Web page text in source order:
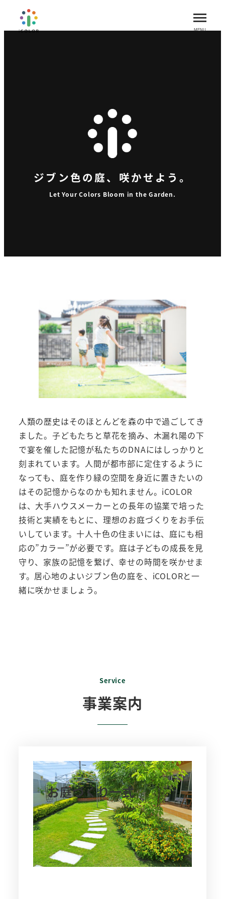
MENU
ジブン色の庭、咲かせよう。
Let Your Colors Bloom in the Garden.
ジブン色の庭、咲かせよう。
Let Your Colors Bloom in the Garden.
ジブン色の庭、咲かせよう。
Let Your Colors Bloom in the Garden.
人類の歴史はそのほとんどを森の中で過ごしてき
ました。子どもたちと草花を摘み、木漏れ陽の下
で宴を催した記憶が私たちのDNAにはしっかりと
刻まれています。人間が都市部に定住するように
なっても、庭を作り緑の空間を身近に置きたいの
はその記憶からなのかも知れません。iCOLOR
は、大手ハウスメーカーとの長年の協業で培った
技術と実績をもとに、理想のお庭づくりをお手伝
いしています。十人十色の住まいには、庭にも相
応の”カラー”が必要です。庭は子どもの成長を見
守り、家族の記憶を繋げ、幸せの時間を咲かせま
す。居心地のよいジブン色の庭を、iCOLORと一
緒に咲かせましょう。
Service
事業案内
お庭づくり一式